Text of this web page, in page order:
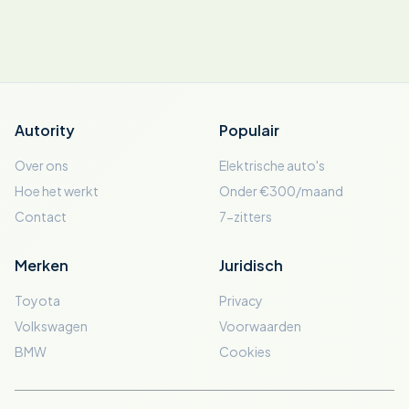
Autority
Over ons
Hoe het werkt
Contact
Populair
Elektrische auto's
Onder €300/maand
7-zitters
Merken
Toyota
Volkswagen
BMW
Juridisch
Privacy
Voorwaarden
Cookies